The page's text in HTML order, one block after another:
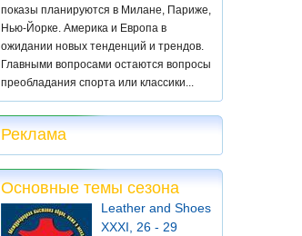
показы планируются в Милане, Париже,
Нью-Йорке. Америка и Европа в
ожидании новых тенденций и трендов.
Главными вопросами остаются вопросы
преобладания спорта или классики...
Реклама
Основные темы сезона
Leather and Shoes
XXXI, 26 - 29